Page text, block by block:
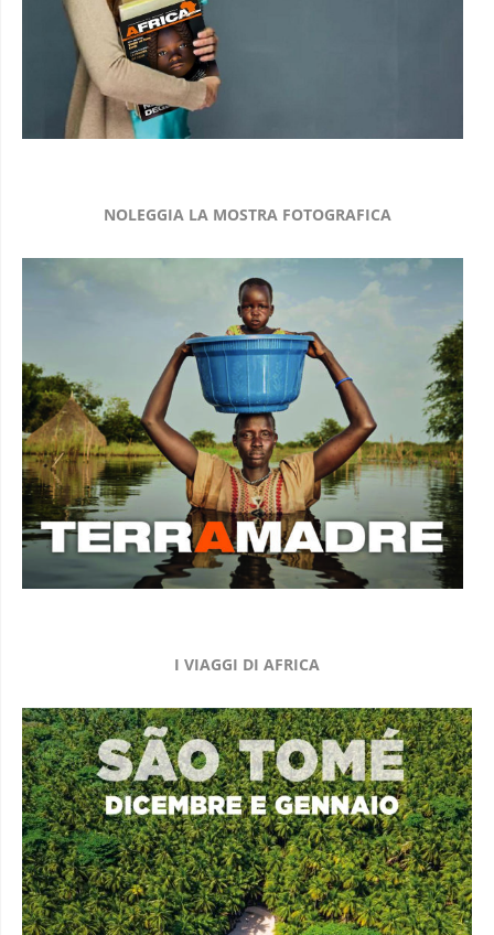
NOLEGGIA LA MOSTRA FOTOGRAFICA
I VIAGGI DI AFRICA